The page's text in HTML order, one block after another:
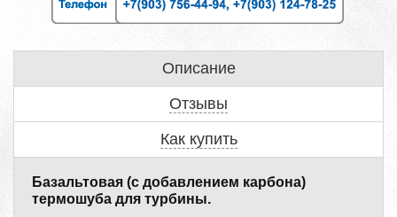
Описание
Отзывы
Как купить
Базальтовая (с добавлением карбона)
термошуба для турбины.